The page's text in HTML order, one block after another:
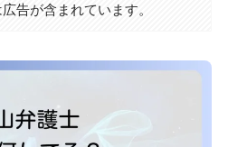
告が含まれています。